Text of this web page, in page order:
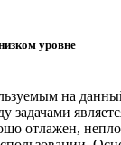
уровне
на
задачами
отлажен,